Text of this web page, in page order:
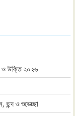
ও উক্তি ২০২৬
ছন্দ ও শুভেচ্ছা